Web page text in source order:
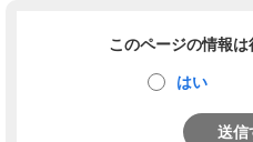
このページの情報
はい
送信